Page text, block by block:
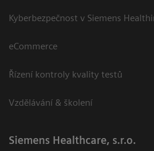
Kyberbezpečnost v Siemens
eCommerce
Řízení kontroly kvality testů
Vzdělávání & školení
Siemens Healthcare, s.r.o.